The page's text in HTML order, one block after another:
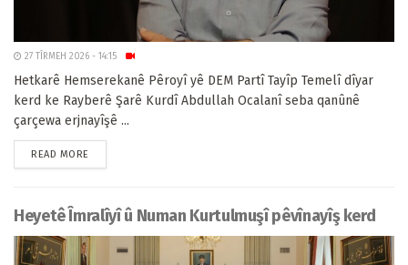
27 TÎRMEH 2026 - 14:15
Hetkarê Hemserekanê Pêroyî yê DEM Partî Tayîp Temelî dîyar
kerd ke Rayberê Şarê Kurdî Abdullah Ocalanî seba qanûnê
çarçewa erjnayîşê ...
READ MORE
Heyetê Îmralîyî û Numan Kurtulmuşî pêvînayîş kerd